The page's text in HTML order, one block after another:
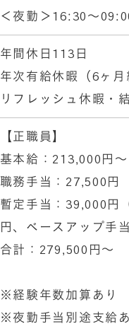
＜夜勤＞16:30～
年間休日113日
年次有給休暇（6ヶ月
リフレッシュ休暇・
【正職員】
基本給：213,000円～
職務手当：27,500円
暫定手当：39,000円
円、ベースアップ手
合計：279,500円～
※経験年数加算あり
※夜勤手当別途支給